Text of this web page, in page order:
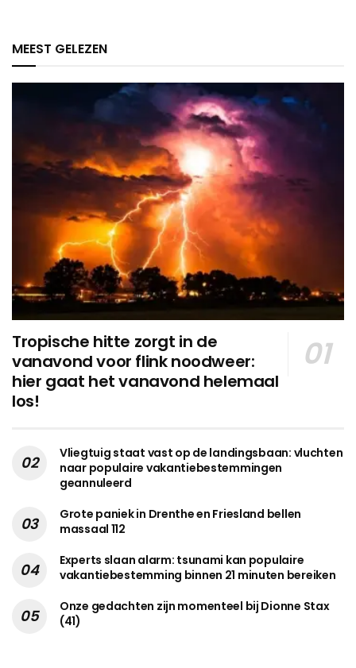
MEEST GELEZEN
Tropische hitte zorgt in de
vanavond voor flink noodweer:
hier gaat het vanavond helemaal
los!
Vliegtuig staat vast op de landingsbaan: vluchten
naar populaire vakantiebestemmingen
geannuleerd
Grote paniek in Drenthe en Friesland bellen
massaal 112
Experts slaan alarm: tsunami kan populaire
vakantiebestemming binnen 21 minuten bereiken
Onze gedachten zijn momenteel bij Dionne Stax
(41)